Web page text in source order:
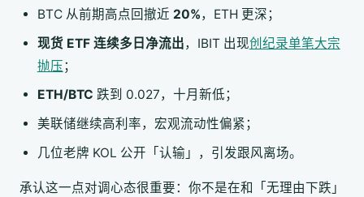
BTC 从前期高点回撤近 20%，ETH 更深；
现货 ETF 连续多日净流出，IBIT 出现创纪录单笔大宗
抛压；
ETH/BTC 跌到 0.027，十月新低；
美联储继续高利率，宏观流动性偏紧；
几位老牌 KOL 公开「认输」，引发跟风离场。
承认这一点对调心态很重要：你不是在和「无理由下跌」